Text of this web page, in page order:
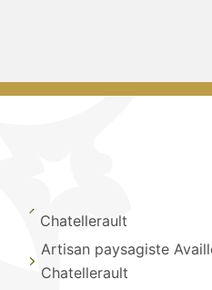
Chatellerault
Artisan paysagiste
Chatellerault